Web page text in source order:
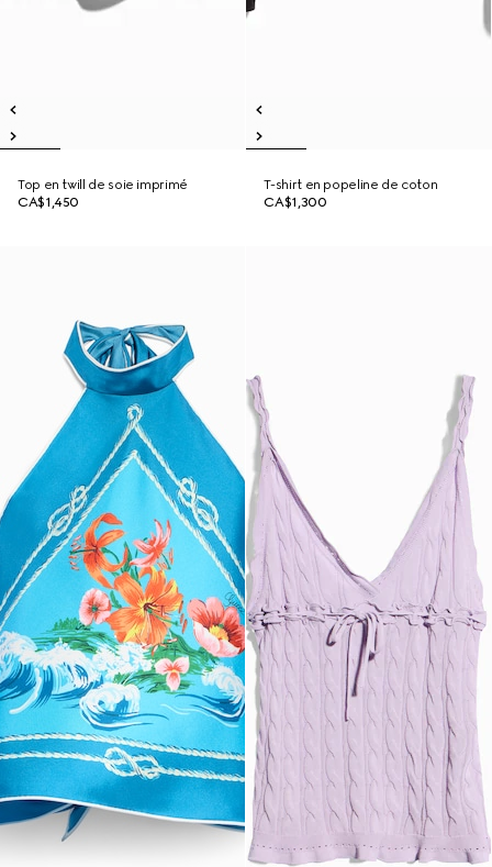
Top en twill de soie imprimé
CA$1,450
T-shirt en popeline de coton
CA$1,300